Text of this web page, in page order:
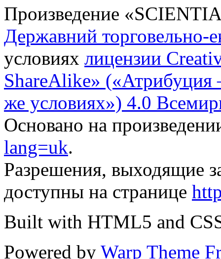
Произведение «
Державний торговельно-
условиях лицензии
ShareAlike»
же условиях») 4.0
Основано на
lang=uk.
Разрешения, выходящие
доступны на странице
Built with HTML5 and
Powered by Warp Theme